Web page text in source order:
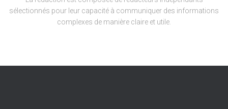
sélectionnés pour leur capacité à communiquer des informations
complexes de manière claire et utile.